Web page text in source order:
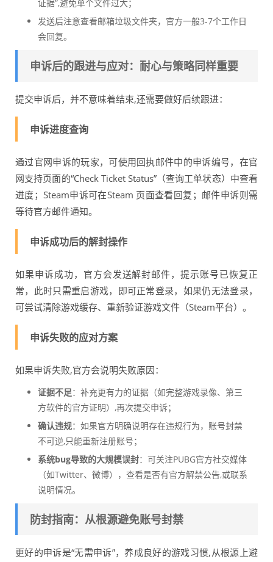
证据”,避免单个文件过大；
发送后注意查看邮箱垃圾文件夹，官方一般3-7个工作日
会回复。
申诉后的跟进与应对：耐心与策略同样重要
提交申诉后，并不意味着结束,还需要做好后续跟进：
申诉进度查询
通过官网申诉的玩家，可使用回执邮件中的申诉编号，在官
网支持页面的“Check Ticket Status”（查询工单状态）中查看
进度；Steam申诉可在Steam 页面查看回复；邮件申诉则需
等待官方邮件通知。
申诉成功后的解封操作
如果申诉成功，官方会发送解封邮件，提示账号已恢复正
常，此时只需重启游戏，即可正常登录，如果仍无法登录，
可尝试清除游戏缓存、重新验证游戏文件（Steam平台）。
申诉失败的应对方案
如果申诉失败,官方会说明失败原因：
证据不足：补充更有力的证据（如完整游戏录像、第三
方软件的官方证明）,再次提交申诉；
确认违规：如果官方明确说明存在违规行为，账号封禁
不可逆,只能重新注册账号；
系统bug导致的大规模误封：可关注PUBG官方社交媒体
（如Twitter、微博），查看是否有官方解禁公告,或联系
说明情况。
防封指南：从根源避免账号封禁
更好的申诉是“无需申诉”，养成良好的游戏习惯,从根源上避